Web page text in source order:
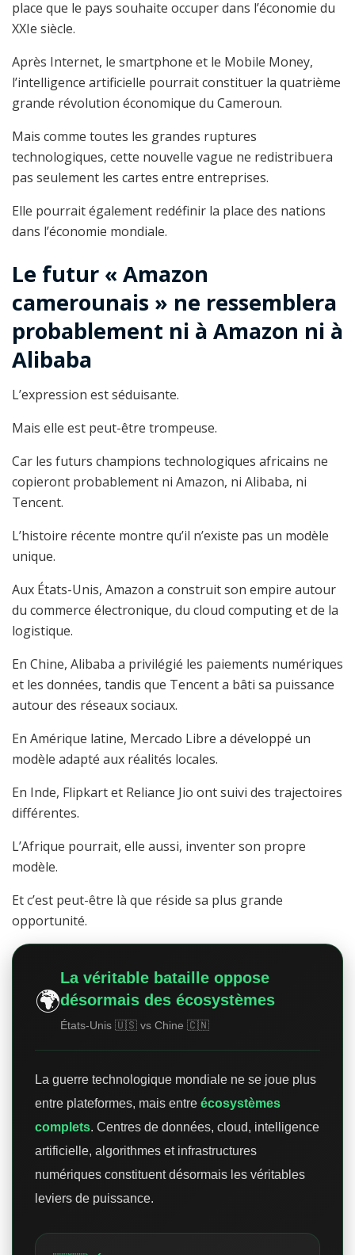
place que le pays souhaite occuper dans l’économie du
XXIe siècle.
Après Internet, le smartphone et le Mobile Money,
l’intelligence artificielle pourrait constituer la quatrième
grande révolution économique du Cameroun.
Mais comme toutes les grandes ruptures
technologiques, cette nouvelle vague ne redistribuera
pas seulement les cartes entre entreprises.
Elle pourrait également redéfinir la place des nations
dans l’économie mondiale.
Le futur « Amazon
camerounais » ne ressemblera
probablement ni à Amazon ni à
Alibaba
L’expression est séduisante.
Mais elle est peut-être trompeuse.
Car les futurs champions technologiques africains ne
copieront probablement ni Amazon, ni Alibaba, ni
Tencent.
L’histoire récente montre qu’il n’existe pas un modèle
unique.
Aux États-Unis, Amazon a construit son empire autour
du commerce électronique, du cloud computing et de la
logistique.
En Chine, Alibaba a privilégié les paiements numériques
et les données, tandis que Tencent a bâti sa puissance
autour des réseaux sociaux.
En Amérique latine, Mercado Libre a développé un
modèle adapté aux réalités locales.
En Inde, Flipkart et Reliance Jio ont suivi des trajectoires
différentes.
L’Afrique pourrait, elle aussi, inventer son propre
modèle.
Et c’est peut-être là que réside sa plus grande
opportunité.
🌍
La véritable bataille oppose
désormais des écosystèmes
États-Unis 🇺🇸 vs Chine 🇨🇳
La guerre technologique mondiale ne se joue plus
entre plateformes, mais entre écosystèmes
complets. Centres de données, cloud, intelligence
artificielle, algorithmes et infrastructures
numériques constituent désormais les véritables
leviers de puissance.